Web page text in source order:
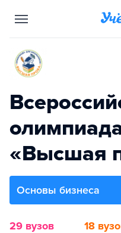
«Высшая
Основы бизнеса
29 вузов 18